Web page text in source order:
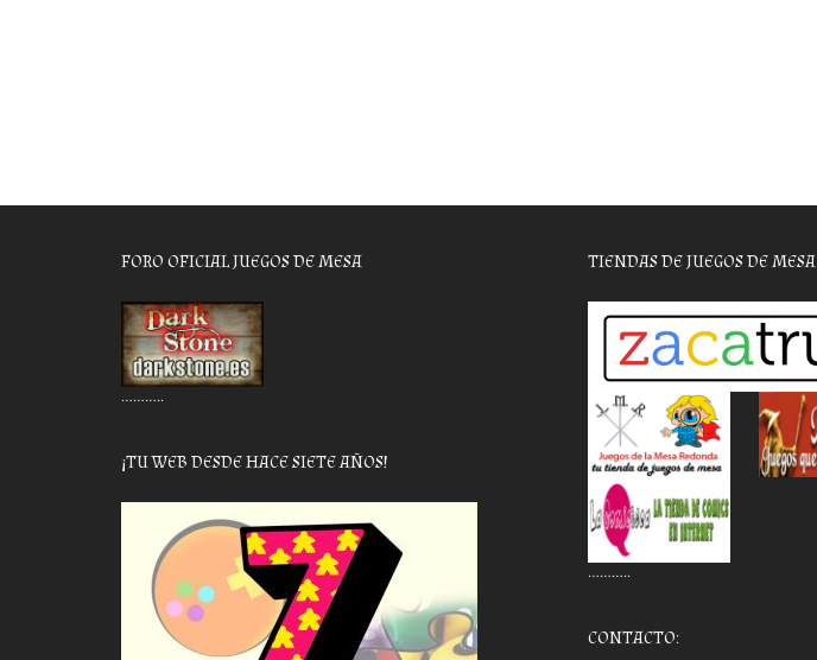
FORO OFICIAL JUEGOS DE MESA
………..
¡TU WEB DESDE HACE SIETE AÑOS!
TIENDAS DE JUEGOS DE MESA
………..
CONTACTO: